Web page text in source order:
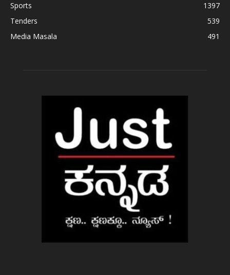
Sports
1397
Tenders
539
Media Masala
491